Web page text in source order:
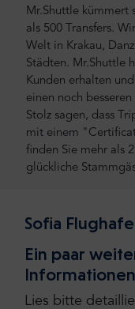
Mr.Shuttle kümmert
als 500 Transfers.
Welt in Krakau,
Städten. Mr.Shuttle
Kunden erhalten
einen noch
Stolz sagen, dass
mit einem
finden Sie mehr als
glückliche
Sofia
Ein paar
Lies bitte